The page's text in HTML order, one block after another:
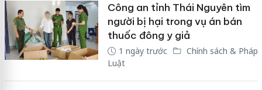
Công an tỉnh Thái Nguyên tìm
người bị hại trong vụ án bán
thuốc đông y giả
1 ngày trước
Chính sách & Pháp
Luật